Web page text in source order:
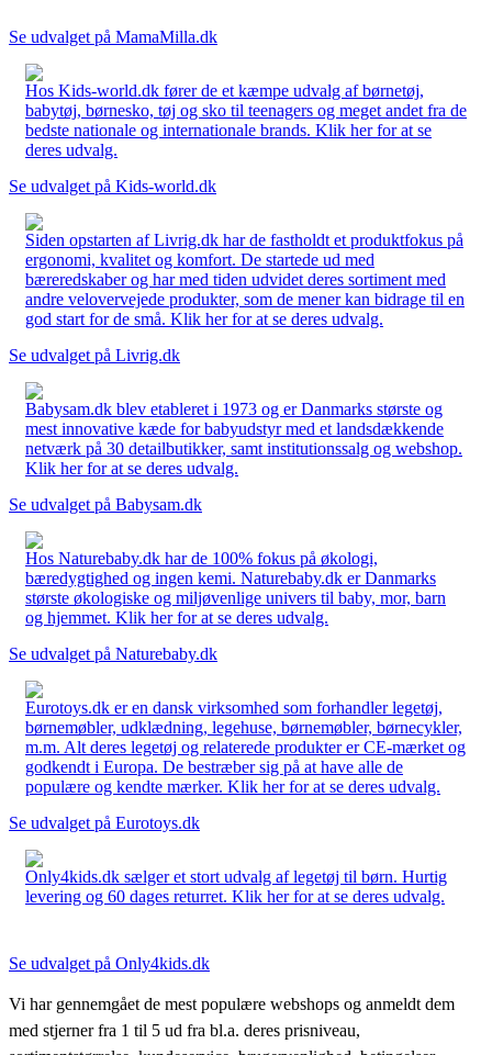
Se udvalget på MamaMilla.dk
Hos Kids-world.dk fører de et kæmpe udvalg af børnetøj,
babytøj, børnesko, tøj og sko til teenagers og meget andet fra de
bedste nationale og internationale brands. Klik her for at se
deres udvalg.
Se udvalget på Kids-world.dk
Siden opstarten af Livrig.dk har de fastholdt et produktfokus på
ergonomi, kvalitet og komfort. De startede ud med
bæreredskaber og har med tiden udvidet deres sortiment med
andre velovervejede produkter, som de mener kan bidrage til en
god start for de små. Klik her for at se deres udvalg.
Se udvalget på Livrig.dk
Babysam.dk blev etableret i 1973 og er Danmarks største og
mest innovative kæde for babyudstyr med et landsdækkende
netværk på 30 detailbutikker, samt institutionssalg og webshop.
Klik her for at se deres udvalg.
Se udvalget på Babysam.dk
Hos Naturebaby.dk har de 100% fokus på økologi,
bæredygtighed og ingen kemi. Naturebaby.dk er Danmarks
største økologiske og miljøvenlige univers til baby, mor, barn
og hjemmet. Klik her for at se deres udvalg.
Se udvalget på Naturebaby.dk
Eurotoys.dk er en dansk virksomhed som forhandler legetøj,
børnemøbler, udklædning, legehuse, børnemøbler, børnecykler,
m.m. Alt deres legetøj og relaterede produkter er CE-mærket og
godkendt i Europa. De bestræber sig på at have alle de
populære og kendte mærker. Klik her for at se deres udvalg.
Se udvalget på Eurotoys.dk
Only4kids.dk sælger et stort udvalg af legetøj til børn. Hurtig
levering og 60 dages returret. Klik her for at se deres udvalg.
Se udvalget på Only4kids.dk
Vi har gennemgået de mest populære webshops og anmeldt dem
med stjerner fra 1 til 5 ud fra bl.a. deres prisniveau,